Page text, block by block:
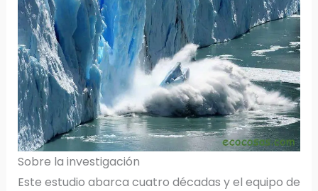
Sobre la investigación
Este estudio abarca cuatro décadas y el equipo de